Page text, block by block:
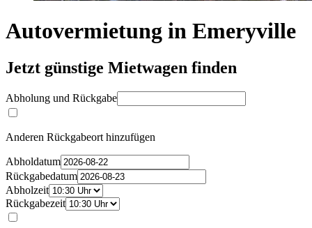
Autovermietung in Emeryville
Jetzt günstige Mietwagen finden
Abholung und Rückgabe
Anderen Rückgabeort hinzufügen
Abholdatum
Rückgabedatum
Abholzeit
Rückgabezeit